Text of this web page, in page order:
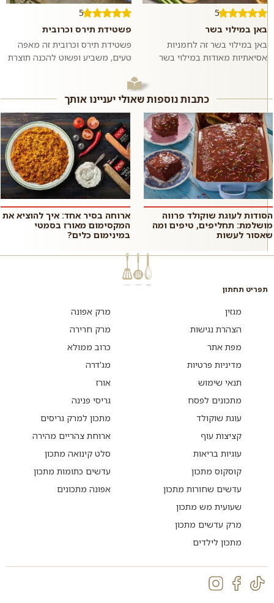
5
באן במילוי בשר
באן במילוי בשר זה לחמניות
אסיאתיות מאודות במילוי בשר
אם רוצים,...
5
פשטידת תירס וכרובית
פשטידת תירס וכרובית זה מאפה
טעים, משביע ופשוט להכנה תוצרת
מחמיא לטעמה של הכרובית. כדאי
לנסות...
כתבות נוספות שאולי יעניינו אותך
הסודות לעוגת שוקולד פרווה
מושלמת: תחליפים, טיפים ומה
שאסור לעשות
ארוחה בסיר אחד: איך להוציא את
המקסימום מאורז בסמטי
במינימום כלים?
תפריט תחתון
מגזין
הצהרת נגישות
מפת אתר
מדיניות פרטיות
תנאי שימוש
מתכונים לפסח
עוגת שוקולד
קציצות עוף
עוגיות בריאות
קוסקוס מתכון
עדשים שחורות מתכון
שעועית מש מתכון
מרק עדשים מתכון
מתכון לילדים
מרק אפונה
מרק חרירה
כרוב ממולא
מג'דרה
אורז
גריסי פנינה
מתכון למרק גריסים
ארוחת צהריים מהירה
סלט קינואה מתכון
עדשים כתומות מתכון
אפונה מתכונים